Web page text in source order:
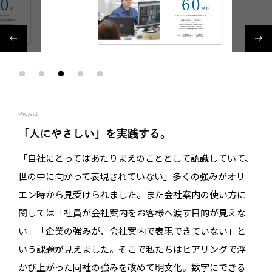
Project
「人にやさしい」を実践する。
「自社にとってはあたりまえのこととして認識していて、
世の中に向かって表現されていない」多くの強みがオリ
エン時から見受けられました。また会社案内の使い方に
関しては「社員が会社案内をお客様へ渡す目的が見えな
い」「企業の強みが、会社案内で表現できていない」と
いう課題が見えました。そこで私たちはヒアリングで浮
かび上がった同社の強みを改めて明文化。数字にできる